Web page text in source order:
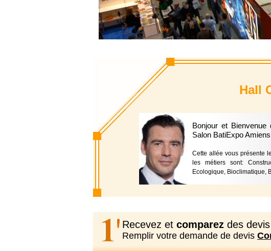
Hall
Bonjour et
Salon BatiExpo
Cette allée vous présente
les métiers sont:
Ecologique, Bioclimatique,
Recevez et comparez des
Remplir votre demande de devis